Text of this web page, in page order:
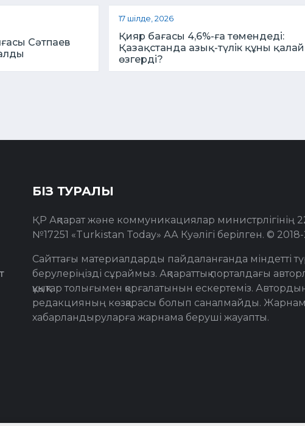
Сәтпаев
17 шілде, 2026
Қияр бағасы 4,6%-ға төмендеді:
Қазақстанда азық-түлік құны қалай
өзгерді?
БІЗ ТУРАЛЫ
ҚР Ақпарат және коммуникациялар министрлігінің
№17251 «Turkistan Today» АА Куәлігі берілген. ©
Сайттағы материалдарды пайдаланғанда міндетті
берулеріңізді сұраймыз. Ақпараттық порталдағы
құқықтар толығымен қорғалатынын ескертеміз.
редакцияның көзқарасы болып саналмайды.
хабарландыруларға жарнама беруші жауапты.